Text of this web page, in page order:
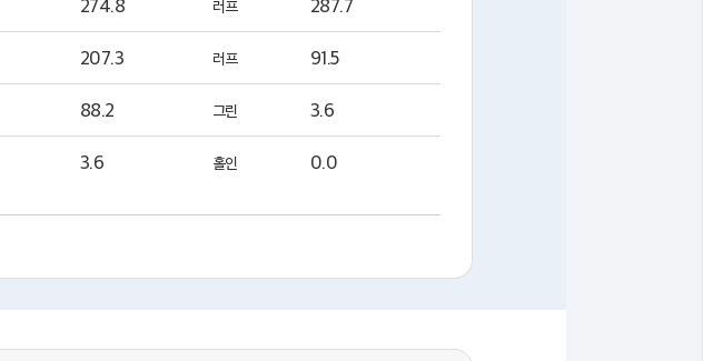
러프
207.3 러프 91.5
88.2 그린 3.6
3.6 홀인 0.0